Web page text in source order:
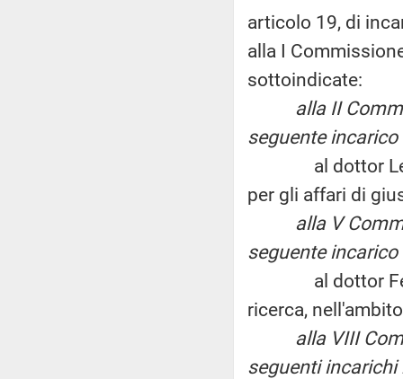
articolo 19, di
alla I
sottoindicate:
alla II
seguente
al dottor
per gli affari di
alla V
seguente
al dottor
ricerca,
alla VIII
seguenti